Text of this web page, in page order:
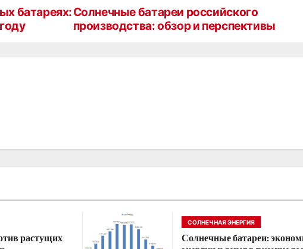
Солнечные батареи российского
производства: обзор и перспективы
батареях:
растущих
СОЛНЕЧНАЯ ЭНЕРГИЯ
Солнечные батареи: